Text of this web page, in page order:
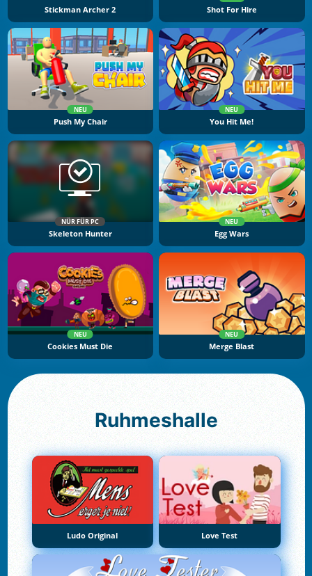
Stickman Archer 2 Shot For Hire
NEU
Push My Chair
NEU
You Hit Me!
NÜR FÜR PC
Skeleton Hunter
NEU
Egg Wars
NEU
Cookies Must Die
NEU
Merge Blast
Ruhmeshalle
Ludo Original Love Test